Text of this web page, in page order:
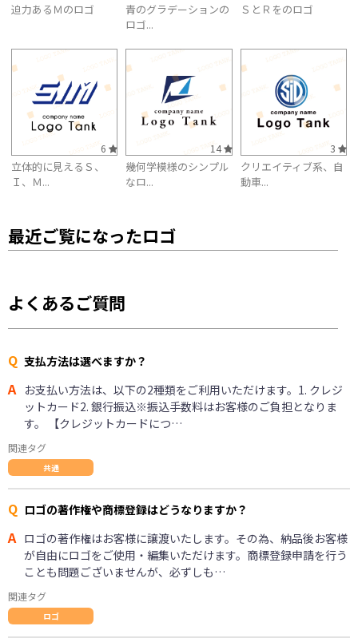
迫力あるＭのロゴ
青のグラデーションの
ロゴ...
ＳとＲをのロゴ
6
立体的に見えるＳ、
Ｉ、Ｍ...
14
幾何学模様のシンプル
なロ...
3
クリエイティブ系、自
動車...
最近ご覧になったロゴ
よくあるご質問
Q 支払方法は選べますか？
A お支払い方法は、以下の2種類をご利用いただけます。1. クレジ
ットカード2. 銀行振込※振込手数料はお客様のご負担となりま
す。 【クレジットカードにつ…
関連タグ
共通
Q ロゴの著作権や商標登録はどうなりますか？
A ロゴの著作権はお客様に譲渡いたします。その為、納品後お客様
が自由にロゴをご使用・編集いただけます。商標登録申請を行う
ことも問題ございませんが、必ずしも…
関連タグ
ロゴ